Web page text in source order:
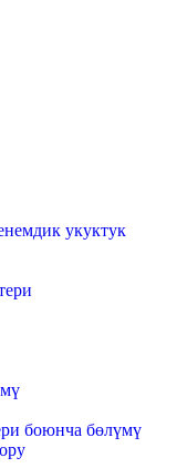
укуктук
боюнча бөлүмү